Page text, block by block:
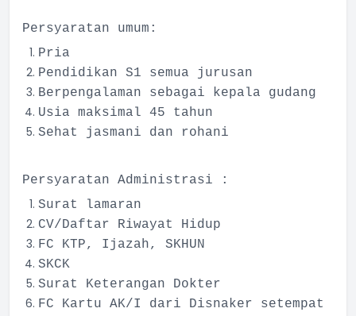
Persyaratan umum:
Pria
Pendidikan S1 semua jurusan
Berpengalaman sebagai kepala gudang
Usia maksimal 45 tahun
Sehat jasmani dan rohani
Persyaratan Administrasi :
Surat lamaran
CV/Daftar Riwayat Hidup
FC KTP, Ijazah, SKHUN
SKCK
Surat Keterangan Dokter
FC Kartu AK/I dari Disnaker setempat